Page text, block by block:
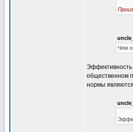
Чем
Эффективность
общественном
нормы